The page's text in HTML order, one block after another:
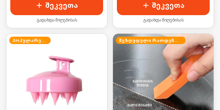
შეკვეთა
გადახდა მიღებისას
შეკვეთა
გადახდა მიღებისას
პოპულარული შეზღუდული რაოდენობა